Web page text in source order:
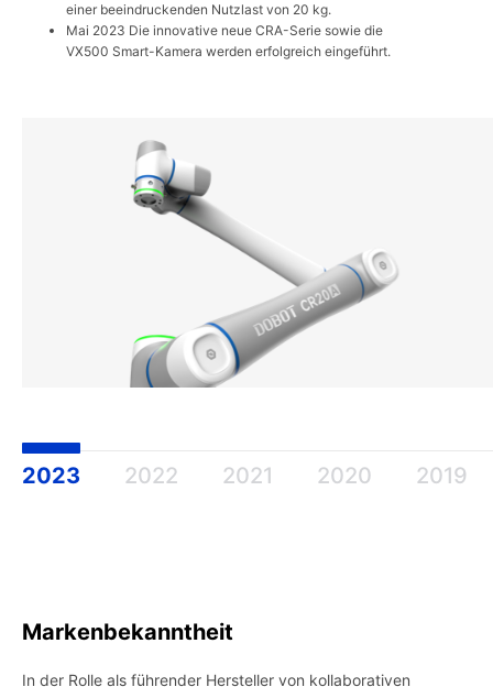
einer beeindruckenden Nutzlast von 20 kg.
Mai 2023 Die innovative neue CRA-Serie sowie die
VX500 Smart-Kamera werden erfolgreich eingeführt.
2023 2022 2021 2020 2019
Markenbekanntheit
In der Rolle als führender Hersteller von kollaborativen